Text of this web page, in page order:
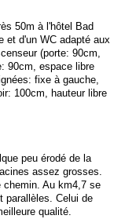
50m à l'hôtel Bad
et d'un WC adapté aux
(porte: 90cm,
90cm, espace libre
fixe à gauche,
100cm, hauteur libre
peu érodé de la
assez grosses.
chemin. Au km4,7 se
parallèles. Celui de
qualité.